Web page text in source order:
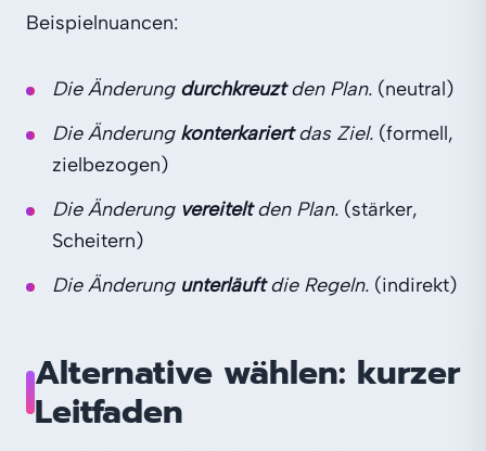
Beispielnuancen:
Die Änderung durchkreuztden Plan. (neutral)
Die Änderung konterkariertdas Ziel. (formell,
zielbezogen)
Die Änderung vereiteltden Plan. (stärker,
Scheitern)
Die Änderung unterläuftdie Regeln. (indirekt)
Alternative wählen: kurzer
Leitfaden